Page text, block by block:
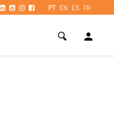
PT EN ES FR
person